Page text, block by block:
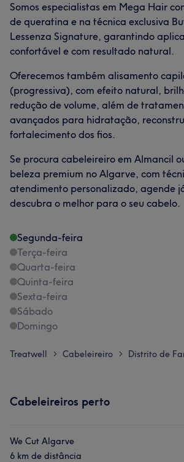
Somos especialistas em Mega Hair
de queratina e na técnica exclusiva
Lessenza Signature, garantindo
confortável e com resultado natural.
Oferecemos também alisamento
(progressiva), com efeito natural,
redução de volume, além de
avançados para hidratação,
fortalecimento dos fios.
Se procura cabeleireiro em Almancil
beleza premium no Algarve, com
atendimento personalizado, agende
descubra o melhor para o seu cabelo.
Segunda-feira
Terça-feira
Quarta-feira
Quinta-feira
Sexta-feira
Sábado
Domingo
Treatwell > Cabeleireiro > Distrito de
Cabeleireiros perto
We Cut Algarve
6 km de distância